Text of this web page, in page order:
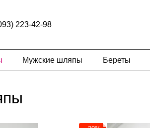
223-42-98
Мужские шляпы Береты